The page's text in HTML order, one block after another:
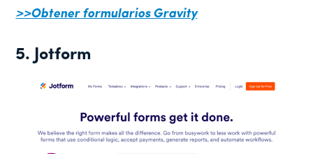
>>Obtener formularios Gravity
5. Jotform